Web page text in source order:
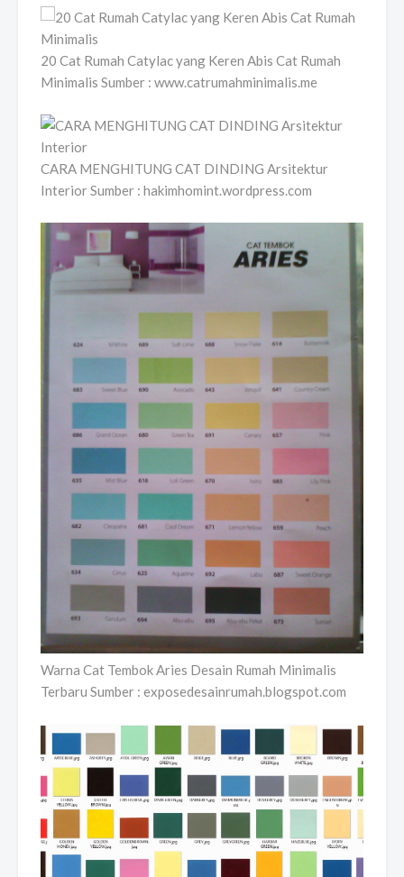
20 Cat Rumah Catylac yang Keren Abis Cat Rumah
Minimalis Sumber : www.catrumahminimalis.me
CARA MENGHITUNG CAT DINDING Arsitektur
Interior Sumber : hakimhomint.wordpress.com
Warna Cat Tembok Aries Desain Rumah Minimalis
Terbaru Sumber : exposedesainrumah.blogspot.com